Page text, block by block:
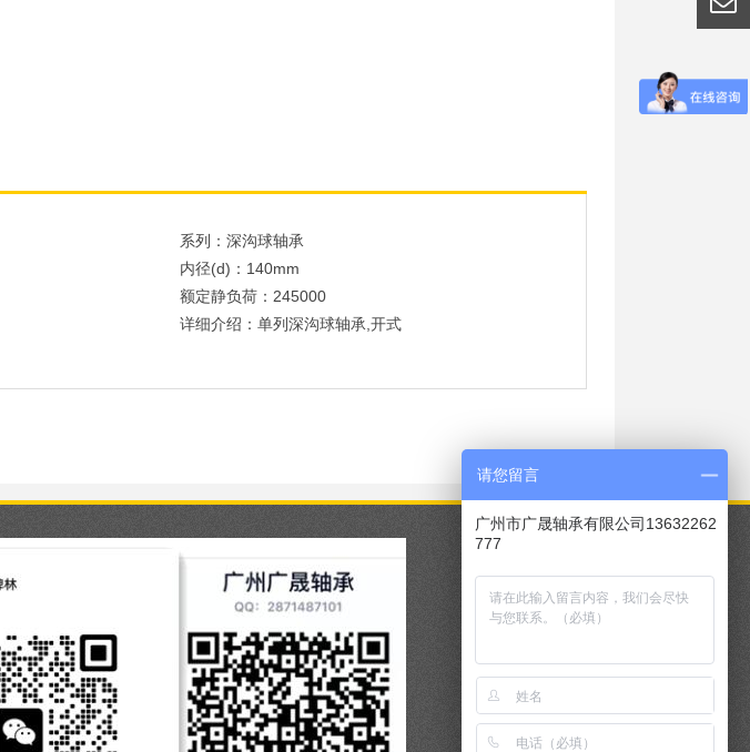
系列：深沟球轴承
内径(d)：140mm
额定静负荷：245000
详细介绍：单列深沟球轴承,开式
请您留言
广州市广晟轴承有限公司13632262
777